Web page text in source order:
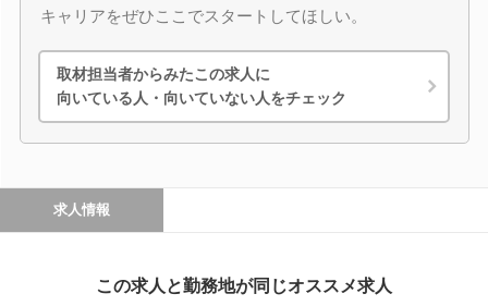
キャリアをぜひここでスタートしてほしい。
取材担当者からみたこの求人に
向いている人・向いていない人をチェック
求人情報
この求人と勤務地が同じオススメ求人